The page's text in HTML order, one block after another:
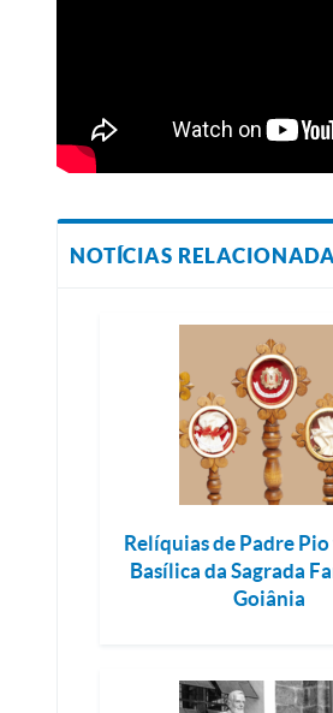
NOTÍCIAS
Relíquias de Padre
Basílica da Sagrada
Goiânia